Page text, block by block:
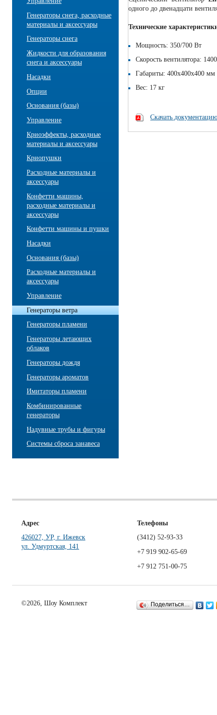
Генераторы снега, расходные
материалы и аксессуары
Генераторы снега
Жидкости для образования
снега и аксессуары
Насадки
Опции
Основания (базы)
Управление
Криоэффекты, расходные
материалы и аксессуары
Криопушки
Расходные материалы и
аксессуары
Конфетти машины,
расходные материалы и
аксессуары
Конфетти машины и пушки
Насадки
Основания (базы)
Расходные материалы и
аксессуары
Управление
Генераторы ветра
Генераторы пламени
Генераторы летающих
облаков
Генераторы дождя
Генераторы ароматов
Имитаторы пламени
Комбинированные
генераторы
Надувные трубы и фигуры
Системы сброса занавеса
одного до двенадцати
Технические
Мощность: 350/700 Вт
Cкорость вентилятора:
Габариты: 400х400х400 мм
Вес: 17 кг
Скачать
Адрес
426027, УР, г. Ижевск
ул. Удмуртская, 141
Телефоны
(3412) 52-93-33
+7 919 902-65-69
+7 912 751-00-75
©2026, Шоу Комплект Поделиться…